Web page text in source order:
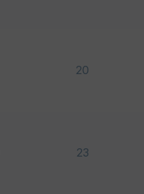
20
23